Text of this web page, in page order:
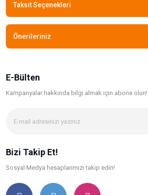
Taksit Seçenekleri
Önerileriniz
E-Bülten
Kampanyalar hakkında bilgi almak için abone olun!
Bizi Takip Et!
Sosyal Medya hesaplarımızı takip edin!